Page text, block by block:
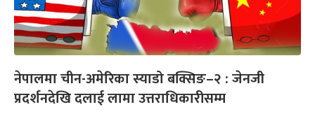
नेपालमा चीन-अमेरिका स्याडो बक्सिङ–२ : जेनजी
प्रदर्शनदेखि दलाई लामा उत्तराधिकारीसम्म